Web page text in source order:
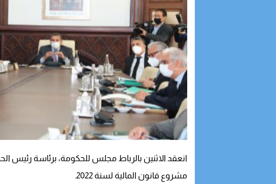
انعقد الاثنين بالرباط مجلس للحكومة، برئاسة
مشروع قانون المالية لسنة 2022.